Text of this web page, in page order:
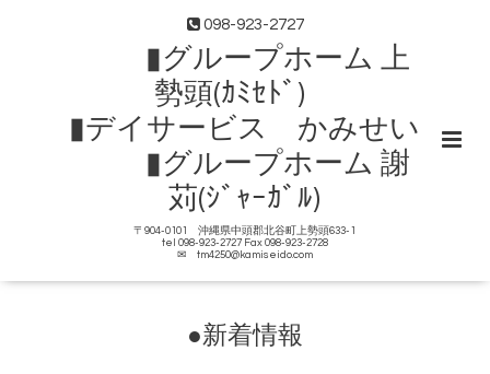
098-923-2727
▮グループホーム 上
勢頭(ｶﾐｾﾄﾞ)
▮デイサービス かみせい
▮グループホーム 謝
苅(ｼﾞｬｰｶﾞﾙ)
〒904-0101 沖縄県中頭郡北谷町上勢頭633-1
tel 098-923-2727 Fax 098-923-2728
✉ tm4250@kamiseido.com
●新着情報